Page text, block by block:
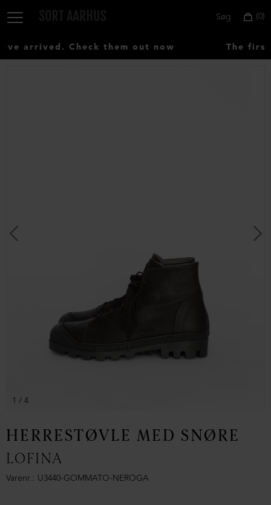
0
Søg
arrived. Check them out now The first
1 / 4
HERRESTØVLE MED SNØRE
LOFINA
Varenr. U3440-GOMMATO-NEROGA